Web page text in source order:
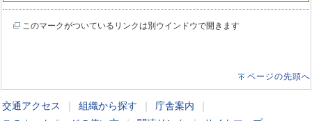
このマークがついているリンクは別ウインドウで開きます
ページの先頭へ
交通アクセス 組織から探す 庁舎案内